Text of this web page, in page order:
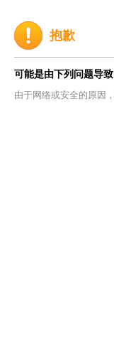
抱歉
可能是由下列问题导致
由于网络或安全的原因